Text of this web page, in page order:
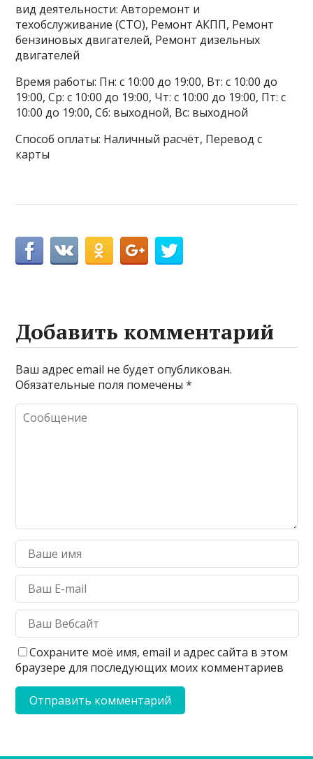
вид деятельности: Авторемонт и
техобслуживание (СТО), Ремонт АКПП, Ремонт
бензиновых двигателей, Ремонт дизельных
двигателей
Время работы: Пн: с 10:00 до 19:00, Вт: с 10:00 до
19:00, Ср: с 10:00 до 19:00, Чт: с 10:00 до 19:00, Пт: с
10:00 до 19:00, Сб: выходной, Вс: выходной
Способ оплаты: Наличный расчёт, Перевод с
карты
Добавить комментарий
Ваш адрес email не будет опубликован.
Обязательные поля помечены*
Сохраните моё имя, email и адрес сайта в этом
браузере для последующих моих комментариев